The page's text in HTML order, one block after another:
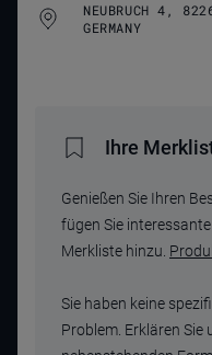
NEUBRUCH 4,
GERMANY
Ihre
Genießen Sie Ihren
fügen Sie
Merkliste hinzu.
Sie haben keine
Problem. Erklären Sie